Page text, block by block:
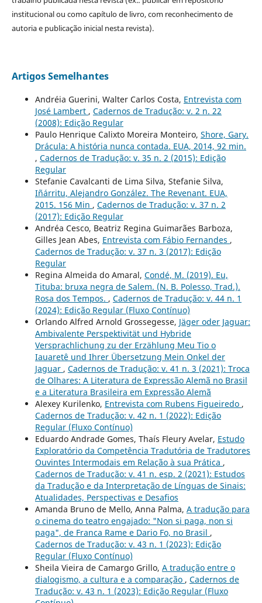
institucional ou como capítulo de livro, com reconhecimento de
autoria e publicação inicial nesta revista).
Artigos Semelhantes
Andréia Guerini, Walter Carlos Costa, Entrevista com
José Lambert , Cadernos de Tradução: v. 2 n. 22
(2008): Edição Regular
Paulo Henrique Calixto Moreira Monteiro, Shore, Gary.
Drácula: A história nunca contada. EUA, 2014, 92 min.
, Cadernos de Tradução: v. 35 n. 2 (2015): Edição
Regular
Stefanie Cavalcanti de Lima Silva, Stefanie Silva,
Iñárritu, Alejandro González. The Revenant. EUA,
2015. 156 Min , Cadernos de Tradução: v. 37 n. 2
(2017): Edição Regular
Andréa Cesco, Beatriz Regina Guimarães Barboza,
Gilles Jean Abes, Entrevista com Fábio Fernandes ,
Cadernos de Tradução: v. 37 n. 3 (2017): Edição
Regular
Regina Almeida do Amaral, Condé, M. (2019). Eu,
Tituba: bruxa negra de Salem. (N. B. Polesso, Trad.).
Rosa dos Tempos. , Cadernos de Tradução: v. 44 n. 1
(2024): Edição Regular (Fluxo Contínuo)
Orlando Alfred Arnold Grossegesse, Jäger oder Jaguar:
Ambivalente Perspektivität und Hybride
Versprachlichung zu der Erzählung Meu Tio o
Iauaretê und Ihrer Übersetzung Mein Onkel der
Jaguar , Cadernos de Tradução: v. 41 n. 3 (2021): Troca
de Olhares: A Literatura de Expressão Alemã no Brasil
e a Literatura Brasileira em Expressão Alemã
Alexey Kurilenko, Entrevista com Rubens Figueiredo ,
Cadernos de Tradução: v. 42 n. 1 (2022): Edição
Regular (Fluxo Contínuo)
Eduardo Andrade Gomes, Thaís Fleury Avelar, Estudo
Exploratório da Competência Tradutória de Tradutores
Ouvintes Intermodais em Relação à sua Prática ,
Cadernos de Tradução: v. 41 n. esp. 2 (2021): Estudos
da Tradução e da Interpretação de Línguas de Sinais:
Atualidades, Perspectivas e Desafios
Amanda Bruno de Mello, Anna Palma, A tradução para
o cinema do teatro engajado: "Non si paga, non si
paga", de Franca Rame e Dario Fo, no Brasil ,
Cadernos de Tradução: v. 43 n. 1 (2023): Edição
Regular (Fluxo Contínuo)
Sheila Vieira de Camargo Grillo, A tradução entre o
dialogismo, a cultura e a comparação , Cadernos de
Tradução: v. 43 n. 1 (2023): Edição Regular (Fluxo